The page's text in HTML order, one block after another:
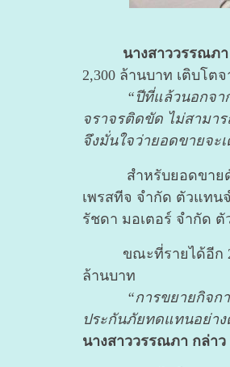
นางสาววรรณภ
2,300 ล้านบาท เติบโต
“ปีที่แล้วนอกจา
จราจรติดขัด ไม่สามา
จึงมั่นใจว่ายอดขายจะ
สำหรับยอดขาย
เพรสทีจ จำกัด ตัวแทน
รัชดา มอเตอร์ จำกัด
ขณะที่รายได้อีก
ล้านบาท
“การขยายกิจก
ประกันภัยทดแทนอย่าง
นางสาววรรณภา กล่าว